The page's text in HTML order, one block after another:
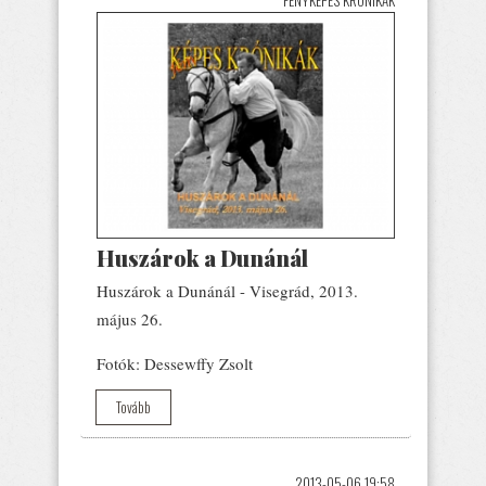
Huszárok a Dunánál
Huszárok a Dunánál - Visegrád, 2013.
május 26.
Fotók: Dessewffy Zsolt
Tovább